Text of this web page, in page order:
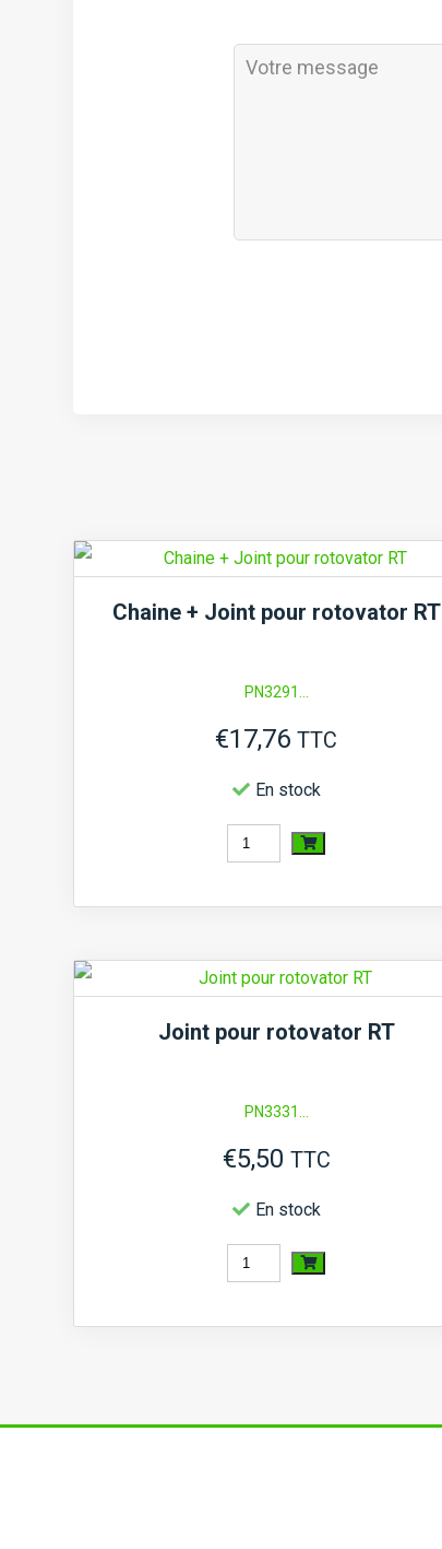
Chaine + Joint pour rotovator RT
PN3291...
€17,76 TTC
En stock
quantité
Chaine
Joint
Joint pour rotovator RT
PN3331...
€5,50 TTC
En stock
quantité
Joint
RT